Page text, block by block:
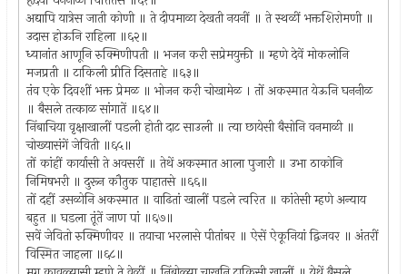
अद्यापि यात्रेस जाती कोणी ॥ ते दीपमाळा देखती नयनीं ॥ ते स्थळीं भक्तशिरोमणी ॥
उदास होऊनि राहिला ॥६२॥
ध्यानांत आणूनि रुक्मिणीपती ॥ भजन करी सप्रेमयुक्ती ॥ म्हणे देवें मोकलोनि
मजप्रती ॥ टाकिली प्रीति दिसताहे ॥६३॥
तंव एके दिवशीं भक्त प्रेमळ ॥ भोजन करी चोखामेळ । तों अकस्मात येऊनि घननीळ
॥ बैसले तत्काळ सांगातें ॥६४॥
निंबाचिया वृक्षाखालीं पडली होती दाट साउली ॥ त्या छायेसी बैसोनि वनमाळी ॥
चोख्यासंगें जेविती ॥६५॥
तों कांहीं कार्यासी ते अवसरीं ॥ तेथें अकस्मात आला पुजारी ॥ उभा ठाकोनि
निमिषभरी ॥ दुरून कौतुक पाहातसे ॥६६॥
तों दहीं उसळोनि अकस्मात ॥ वाढितां खालीं पडले त्वरित ॥ कांतेसी म्हणे अन्याय
बहुत ॥ घडला तूंतें जाण पां ॥६७॥
सवें जेवितो रुक्मिणीवर ॥ तयाचा भरलासे पीतांबर ॥ ऐसें ऐकूनियां द्विजवर ॥ अंतरीं
विस्मित जाहला ॥६८॥